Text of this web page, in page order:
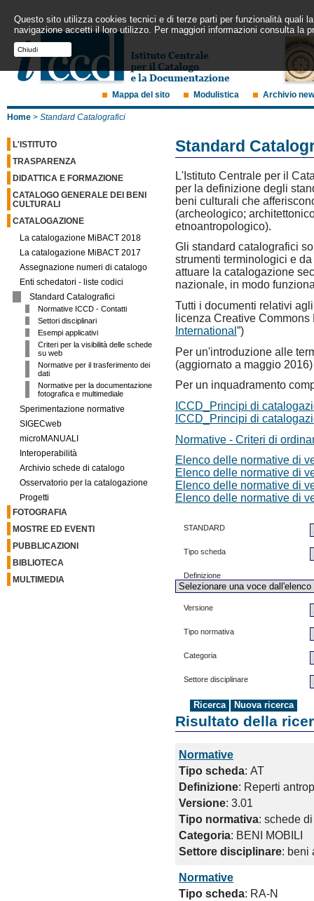
Questo sito utilizza cookies tecnici e di terze parti per funzionalità quali
navigazione accetti il loro utilizzo. Per maggiori informazioni consulta la
Chiudi
Mappa del sito Modulistica Archivio
Home > Standard Catalografici
L'ISTITUTO
TRASPARENZA
DIDATTICA E FORMAZIONE
CATALOGO GENERALE DEI BENI
CULTURALI
CATALOGAZIONE
La catalogazione MiBACT 2018
La catalogazione MiBACT 2017
Assegnazione numeri di catalogo
Enti schedatori - liste codici
Standard Catalografici
Normative ICCD - Contatti
Settori disciplinari
Esempi applicativi
Criteri per la visibilità delle schede
su web
Normative per il trasferimento dei
dati
Normative per la documentazione
fotografica e multimediale
Sperimentazione normative
SIGECweb
microMANUALI
Interoperabilità
Archivio schede di catalogo
Osservatorio per la catalogazione
Progetti
FOTOGRAFIA
MOSTRE ED EVENTI
PUBBLICAZIONI
BIBLIOTECA
MULTIMEDIA
Standard
L'Istituto Centrale per il
per la definizione degli
beni culturali che
(archeologico;
etnoantropologico).
Gli standard catalografici
strumenti terminologici e
attuare la catalogazione
nazionale, in modo
Tutti i documenti relativi
licenza Creative Commons
International ”)
Per un'introduzione alle
(aggiornato a maggio 2016)
Per un inquadramento
ICCD_Principi di
ICCD_Principi di
Normative - Criteri di
Elenco delle normative di
Elenco delle normative di
Elenco delle normative di
Elenco delle normative di
STANDARD
Tipo scheda
Definizione
Versione
Tipo normativa
Categoria
Settore disciplinare
Risultato della
Normative
Tipo scheda: AT
Definizione: Reperti
Versione: 3.01
Tipo normativa: schede
Categoria: BENI MOBILI
Settore disciplinare: beni
Normative
Tipo scheda: RA-N